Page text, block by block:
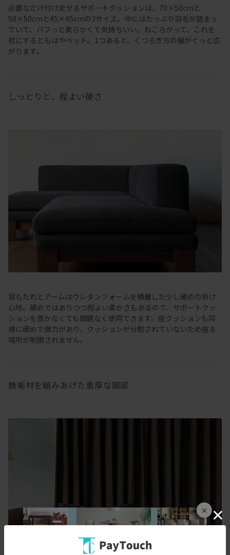
×
必要なだけ付け足せるサポートクッションは、70×50cmと
50×50cmと45×45cmの3サイズ。中にはたっぷり羽毛が詰まっ
ていて、バフっと柔らかくて気持ちいい。ねころがって、これを
枕にするともはやベッド。1つあると、くつろぎ方の幅がぐっと広
がります。
しっとりと、程よい硬さ
背もたれとアームはウレタンフォームを積層した少し硬めの掛け
心地。硬めではありつつ程よい柔かさもあるので、サポートクッ
ションを置かなくても問題なく使用できます。座クッションも同
様に硬めで弾力があり、クッションが分割されていないため座る
場所が制限されません。
無垢材を組みあげた重厚な脚部